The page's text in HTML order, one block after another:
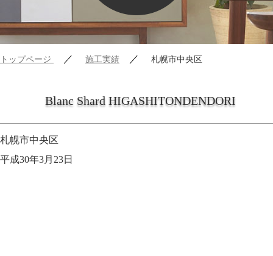
トップページ ／ 施工実績 ／ 札幌市中央区
Blanc Shard HIGASHITONDENDORI
札幌市中央区
平成30年3月23日